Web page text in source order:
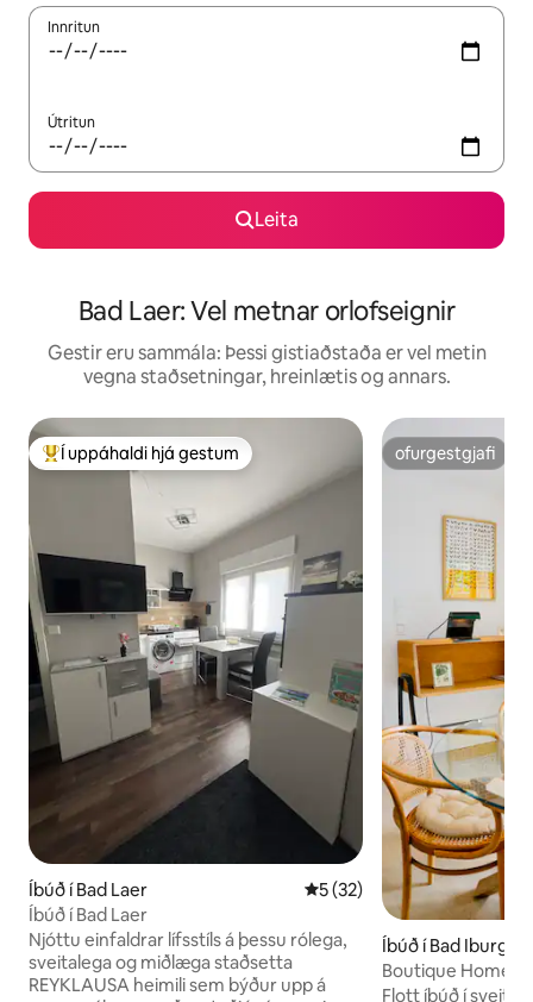
Innritun
Útritun
Leita
Bad Laer: Vel metnar orlofseignir
Gestir eru sammála: Þessi gistiaðstaða er vel metin
vegna staðsetningar, hreinlætis og annars.
Í mestu uppáhaldi hjá gestum
Í uppáhaldi hjá gestum
Íbúð í Bad Laer 5 af 5 í meðaleinkunn, 32
5 (32)
Íbúð í Bad Laer
Njóttu einfaldrar lífsstíls á þessu rólega,
sveitalega og miðlæga staðsetta
REYKLAUSA heimili sem býður upp á
ofurgestgjafi
ofurgestgjafi
Íbúð í Bad Iburg
Boutique Home
hittir náttúruna
Flott íbúð í